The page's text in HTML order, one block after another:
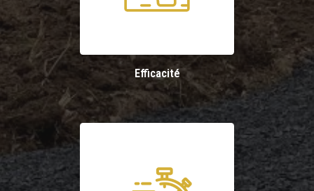
Efficacité